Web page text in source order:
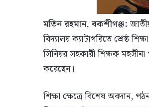
মতিন রহমান, বকশীগঞ্জ:
বিদ্যালয় ক্যাটাগরিতে শ্রেষ্ঠ
সিনিয়র সহকারী শিক্ষক মহসীনা
করেছেন।
শিক্ষা ক্ষেত্রে বিশেষ অবদান,